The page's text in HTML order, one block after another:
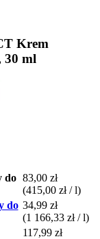
Krem
30 ml
do 83,00 zł
(415,00 zł / l)
do 34,99 zł
(1 166,33 zł / l)
117,99 zł